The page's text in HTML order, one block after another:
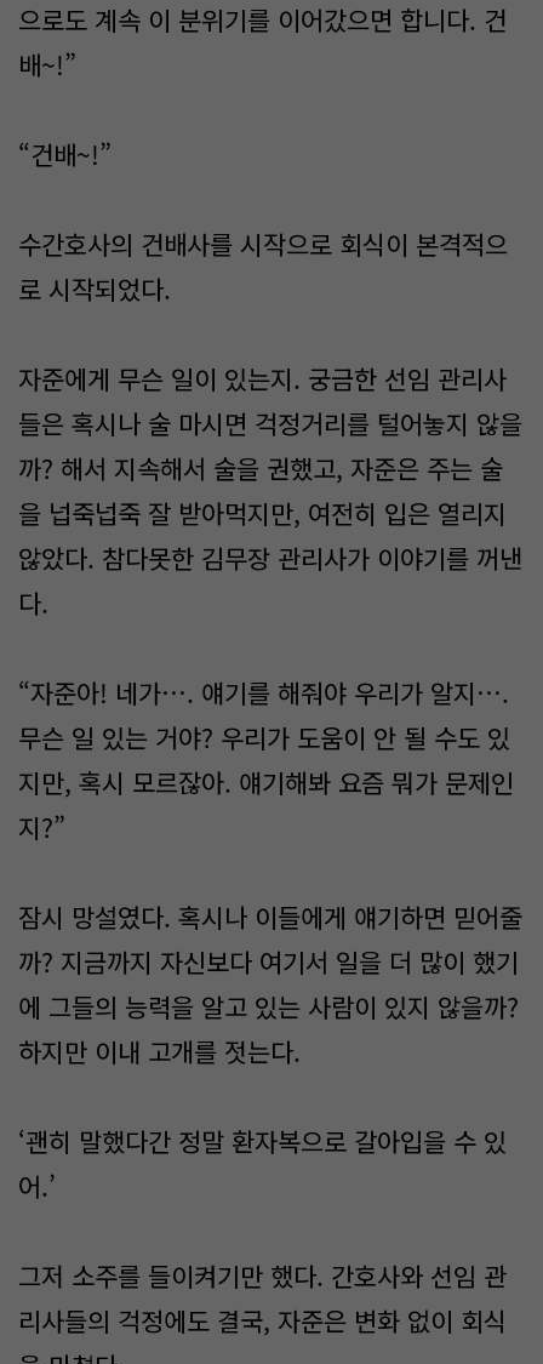
으로도 계속 이 분위기를 이어갔으면 합니다. 건
배~!”
“건배~!”
수간호사의 건배사를 시작으로 회식이 본격적으
로 시작되었다.
자준에게 무슨 일이 있는지. 궁금한 선임 관리사
들은 혹시나 술 마시면 걱정거리를 털어놓지 않을
까? 해서 지속해서 술을 권했고, 자준은 주는 술
을 넙죽넙죽 잘 받아먹지만, 여전히 입은 열리지
않았다. 참다못한 김무장 관리사가 이야기를 꺼낸
다.
“자준아! 네가…. 얘기를 해줘야 우리가 알지….
무슨 일 있는 거야? 우리가 도움이 안 될 수도 있
지만, 혹시 모르잖아. 얘기해봐 요즘 뭐가 문제인
지?”
잠시 망설였다. 혹시나 이들에게 얘기하면 믿어줄
까? 지금까지 자신보다 여기서 일을 더 많이 했기
에 그들의 능력을 알고 있는 사람이 있지 않을까?
하지만 이내 고개를 젓는다.
‘괜히 말했다간 정말 환자복으로 갈아입을 수 있
어.’
그저 소주를 들이켜기만 했다. 간호사와 선임 관
리사들의 걱정에도 결국, 자준은 변화 없이 회식